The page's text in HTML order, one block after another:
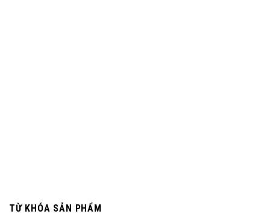
TỪ KHÓA SẢN PHẨM